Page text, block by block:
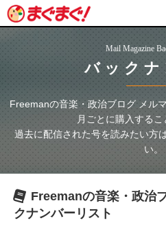
Mail Magazine
バックナ
Freemanの音楽・政治ブログ メル
月ごとに購入するこ
過去に配信された号を読みたい方
い。
Freemanの音楽・政治
クナンバーリスト